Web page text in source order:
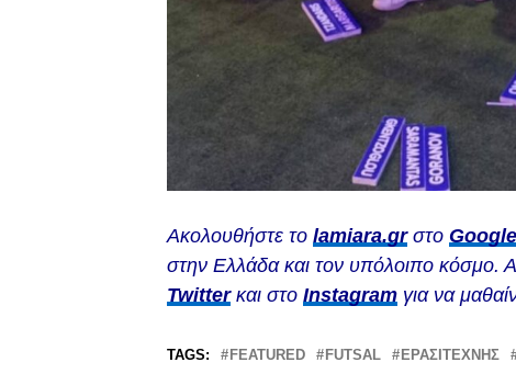
Ακολουθήστε το lamiara.grστο
στην Ελλάδα και τον υπόλοιπο κόσμο.
Twitterκαι στο Instagram για να
TAGS: FEATURED FUTSAL ΕΡΑΣΙΤΈΧΝΗΣ